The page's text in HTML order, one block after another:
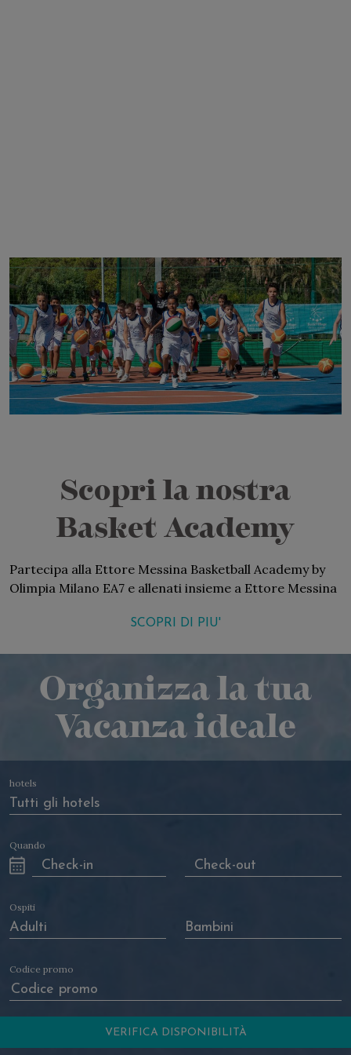
Scopri la nostra
Basket Academy
Partecipa alla Ettore Messina Basketball Academy by
Olimpia Milano EA7 e allenati insieme a Ettore Messina
SCOPRI DI PIU'
Organizza la tua
Vacanza ideale
hotels
Quando
Ospiti
Codice promo